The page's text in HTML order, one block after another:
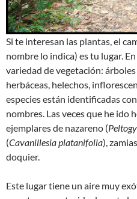
Si te interesan las plantas, el
nombre lo indica) es tu lugar.
variedad de vegetación:
herbáceas, helechos,
especies están identificadas
nombres. Las veces que he ido
ejemplares de nazareno (
(Cavanillesia platanifolia),
doquier.
Este lugar tiene un aire muy